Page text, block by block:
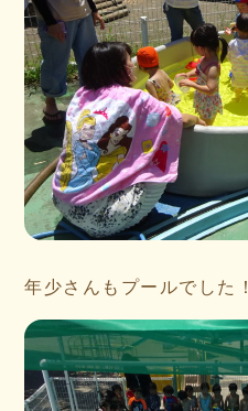
年少さんもプールでした！